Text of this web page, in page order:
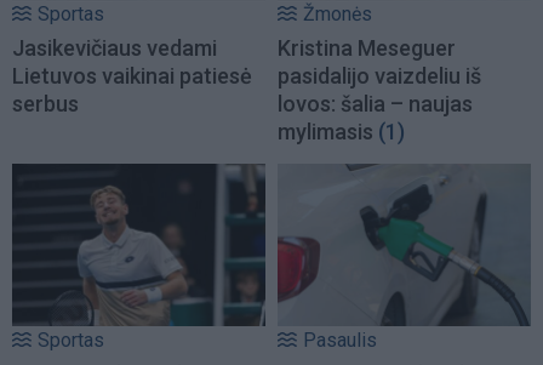
Sportas
Jasikevičiaus vedami
Lietuvos vaikinai patiesė
serbus
Žmonės
Kristina Meseguer
pasidalijo vaizdeliu iš
lovos: šalia – naujas
mylimasis (1)
Sportas Pasaulis